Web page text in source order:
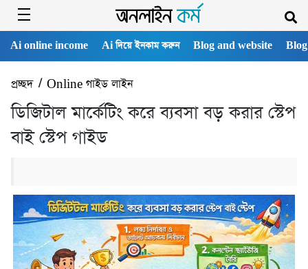
Ai online income Ai দিয়ে ইনকাম করুন Blog and website
প্রচ্ছদ/ Online গাইড লাইন
ডিজিটাল মার্কেটিং করে ব্যবসা বড় করার স্টেপ
বাই স্টেপ গাইড